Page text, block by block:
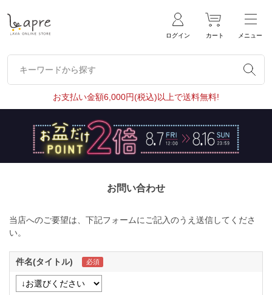
ログイン カート メニュー
キーワードから探す
キーワードから探す
お支払い金額6,000円(税込)以上で送料無料!
お問い合わせ
当店へのご要望は、下記フォームにご記入のうえ送信してくださ
い。
件名(タイトル)